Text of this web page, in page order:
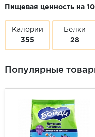
Пищевая ценность на
Калории
355
Белки
28
Популярные